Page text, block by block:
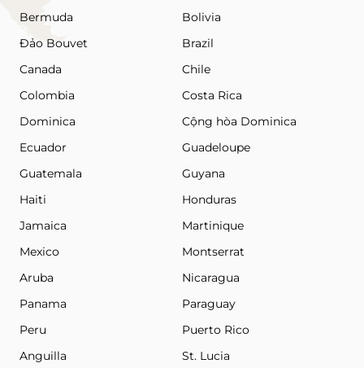
Bermuda
Bolivia
Đảo Bouvet
Brazil
Canada
Chile
Colombia
Costa Rica
Dominica
Cộng hòa Dominica
Ecuador
Guadeloupe
Guatemala
Guyana
Haiti
Honduras
Jamaica
Martinique
Mexico
Montserrat
Aruba
Nicaragua
Panama
Paraguay
Peru
Puerto Rico
Anguilla
St. Lucia